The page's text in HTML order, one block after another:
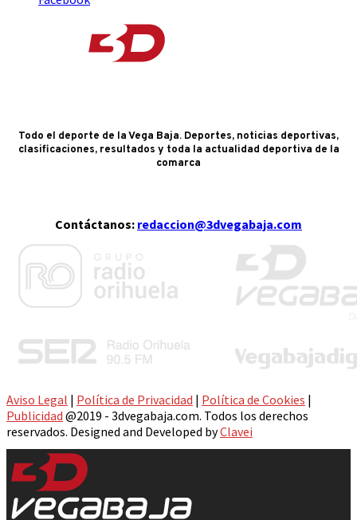
Todo el deporte de la Vega Baja. Deportes, noticias deportivas,
clasificaciones, resultados y toda la actualidad deportiva de la
comarca
Contáctanos: redaccion@3dvegabaja.com
Aviso Legal | Política de Privacidad | Política de Cookies |
Publicidad @2019 - 3dvegabaja.com. Todos los derechos
reservados. Designed and Developed byClavei